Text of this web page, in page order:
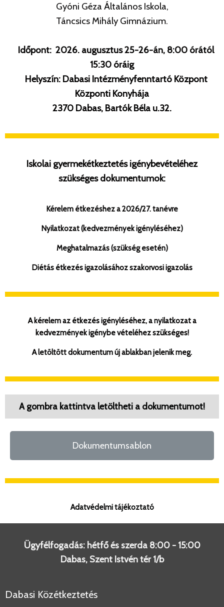
Gyóni Géza Általános Iskola,
Táncsics Mihály Gimnázium.
Időpont: 2026. augusztus 25-26-án, 8:00 órától
15:30 óráig
Helyszín: Dabasi Intézményfenntartó Központ
Központi Konyhája
2370 Dabas, Bartók Béla u.32.
Iskolai gyermekétkeztetés igénybevételéhez
szükséges dokumentumok:
Kérelem étkezéshez a 2026/27. tanévre
Nyilatkozat (kedvezmények igényléséhez)
Meghatalmazás (szükség esetén)
Diétás étkezés igazolásához szakorvosi igazolás
A kérelem az étkezés igényléséhez, a nyilatkozat a
kedvezmények igénybe vételéhez szükséges!
A letöltött dokumentum új ablakban jelenik meg.
A gombra kattintva letöltheti a dokumentumot!
Dokumentumsablon
Adatvédelmi tájékoztató
Ügyfélfogadás: hétfő és szerda 8:00 - 15:00
Dabas, Szent Istvén tér 1/b
Dabasi Közétkeztetés